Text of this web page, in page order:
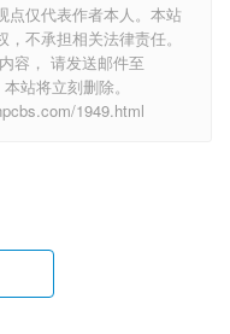
点仅代表作者本人。本站
不承担相关法律责任。
容， 请发送邮件至
站将立刻删除。
1949.html